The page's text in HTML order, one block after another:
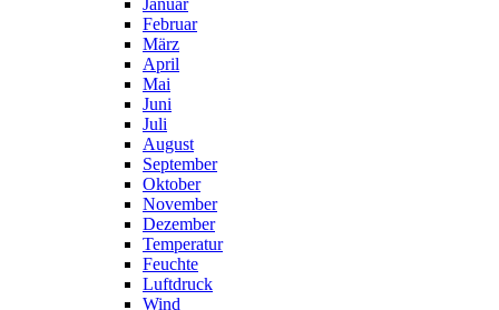
Januar
Februar
März
April
Mai
Juni
Juli
August
September
Oktober
November
Dezember
Temperatur
Feuchte
Luftdruck
Wind